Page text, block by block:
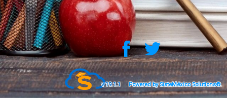
v 19.1.1 Powered by SisteMéxico Solutions®.